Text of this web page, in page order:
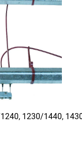
1230/1440,